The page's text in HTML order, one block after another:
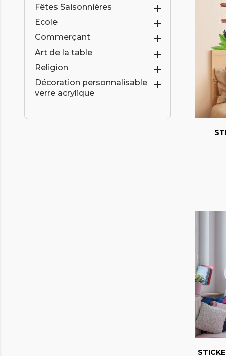
Fêtes Saisonnières 
Ecole 
Commerçant 
Art de la table 
Religion 
Décoration personnalisable
verre acrylique
